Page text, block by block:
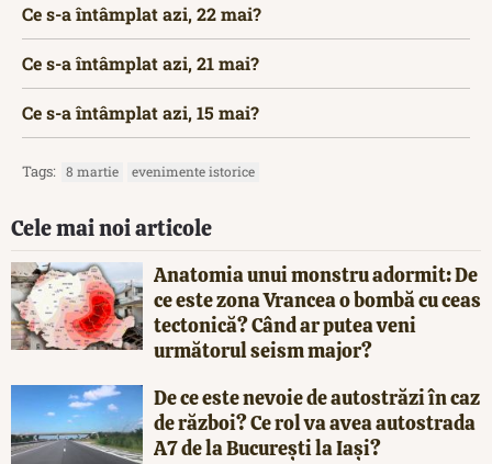
Ce s-a întâmplat azi, 22 mai?
Ce s-a întâmplat azi, 21 mai?
Ce s-a întâmplat azi, 15 mai?
Tags: 8 martie evenimente istorice
Cele mai noi articole
Anatomia unui monstru adormit: De
ce este zona Vrancea o bombă cu ceas
tectonică? Când ar putea veni
următorul seism major?
De ce este nevoie de autostrăzi în caz
de război? Ce rol va avea autostrada
A7 de la București la Iași?